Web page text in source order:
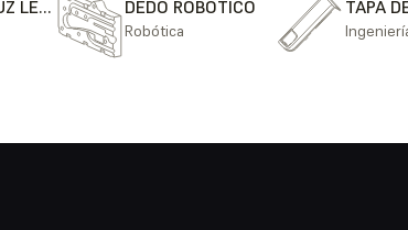
BARRA DE LUZ LED Y SOPORTE DEDO ROBÓTICO
Robótica